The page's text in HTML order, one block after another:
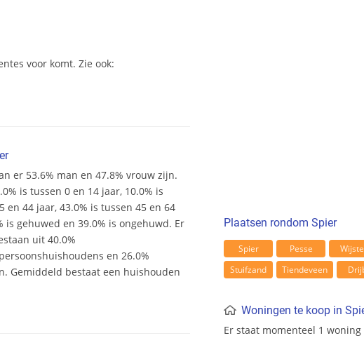
voor komt. Zie ook:
er 53.6% man en 47.8% vrouw zijn.
is tussen 0 en 14 jaar, 10.0% is
en 44 jaar, 43.0% is tussen 45 en 64
is gehuwed en 39.0% is ongehuwd. Er
uit 40.0%
en 26.0%
Gemiddeld bestaat een huishouden
Plaatsen rondom Spier
Spier Pesse
Stuifzand
Tiendeveen
Woningen te koop in
Er staat momenteel 1 woning